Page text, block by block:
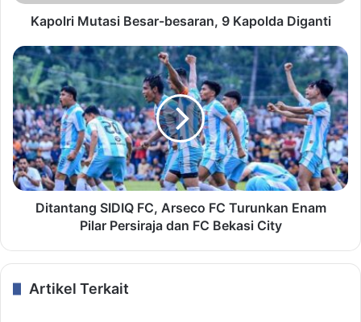
Kapolri Mutasi Besar-besaran, 9 Kapolda Diganti
Ditantang SIDIQ FC, Arseco FC Turunkan Enam
Pilar Persiraja dan FC Bekasi City
Artikel Terkait